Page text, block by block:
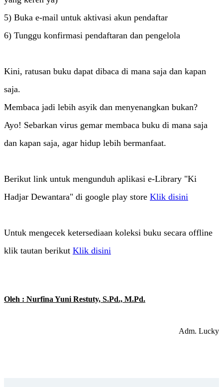
5) Buka e-mail untuk aktivasi akun pendaftar
6) Tunggu konfirmasi pendaftaran dan pengelola
Kini, ratusan buku dapat dibaca di mana saja dan kapan
saja.
Membaca jadi lebih asyik dan menyenangkan bukan?
Ayo! Sebarkan virus gemar membaca buku di mana saja
dan kapan saja, agar hidup lebih bermanfaat.
Berikut link untuk mengunduh aplikasi e-Library "Ki
Hadjar Dewantara" di google play store Klik disini
Untuk mengecek ketersediaan koleksi buku secara offline
klik tautan berikut Klik disini
Oleh : Nurfina Yuni Restuty, S.Pd., M.Pd.
Adm. Lucky